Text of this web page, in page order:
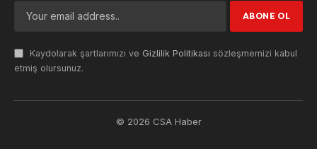
Kaydolarak şartlarımızı ve Gizlilik Politikası sözleşmemizi kabul
etmiş olursunuz.
© 2026 CSA Haber